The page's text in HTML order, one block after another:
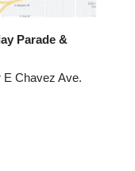
Parade &
E Chavez Ave.